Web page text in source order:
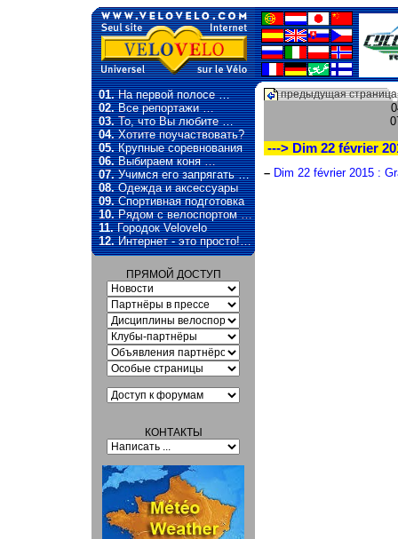
01.На первой полосе …
02.Все репортажи …
03.То, что Вы любите …
04.Хотите поучаствовать?
05.Крупные соревнования
06.Выбираем коня …
07.Учимся его запрягать …
08.Одежда и аксессуары
09.Спортивная подготовка
10.Рядом с велоспортом …
11.Городок Velovelo
12.Интернет - это просто!…
ПРЯМОЙ ДОСТУП
КОНТАКТЫ
предыдущая страница
---> Dim 22 février
– Dim 22 février 2015 :